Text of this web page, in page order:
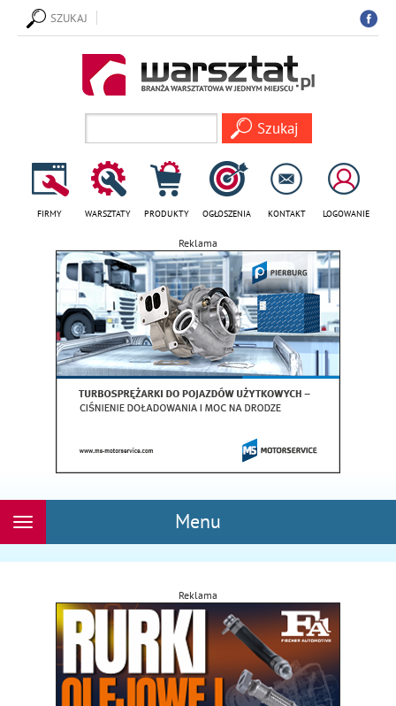
SZUKAJ
FIRMY WARSZTATY PRODUKTY OGŁOSZENIA KONTAKT LOGOWANIE
Reklama
Menu
Rozwiń
Reklama